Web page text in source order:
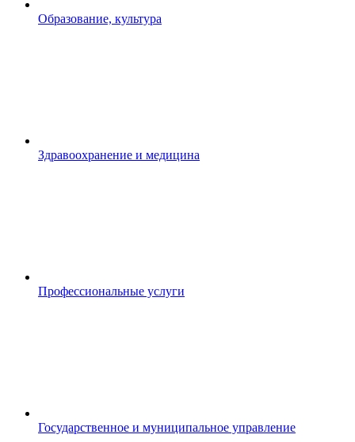
Образование, культура
Здравоохранение и медицина
Профессиональные услуги
Государственное и муниципальное управление